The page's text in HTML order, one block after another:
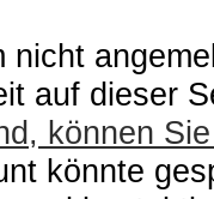
nicht
auf dieser
können
könnte